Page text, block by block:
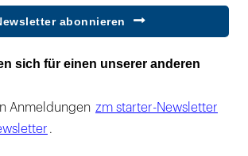
abonnieren
sich für einen unserer anderen
Anmeldungen zm starter-Newsletter
.